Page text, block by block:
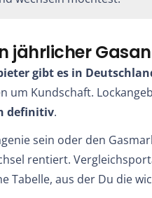
jährlicher
gibt es in
um Kundschaft.
definitiv.
sein oder den
rentiert.
Tabelle, aus der Du die